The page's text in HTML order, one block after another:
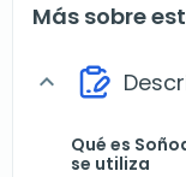
Más sobre
expand_more
Qué es
se utiliza